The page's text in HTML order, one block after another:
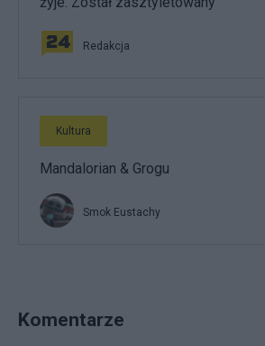
Redakcja
Kultura
Mandalorian & Grogu
Smok Eustachy
Komentarze